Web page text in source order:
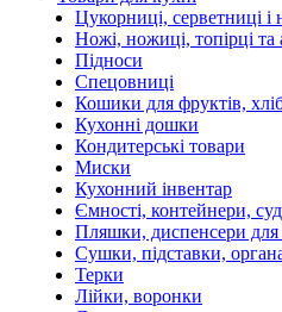
Цукорниці, серветниці і
Ножі, ножиці, топірці та
Підноси
Спецовниці
Кошики для фруктів,
Кухонні дошки
Кондитерські товари
Миски
Кухонний інвентар
Ємності, контейнери,
Пляшки, диспенсери для
Сушки, підставки,
Терки
Лійки, воронки